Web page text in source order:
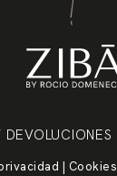
DEVOLUCIONES
| Cookies